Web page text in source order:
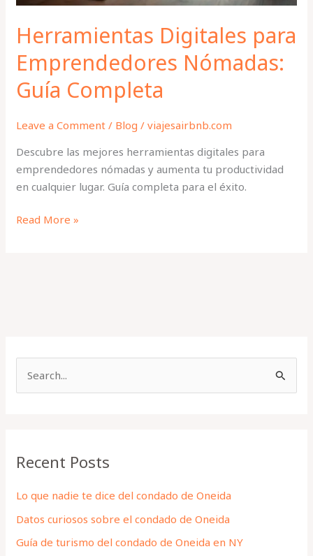
Herramientas Digitales para
Emprendedores Nómadas:
Guía Completa
Leave a Comment / Blog /viajesairbnb.com
Descubre las mejores herramientas digitales para
emprendedores nómadas y aumenta tu productividad
en cualquier lugar. Guía completa para el éxito.
Read More »
c
f
o
r
Recent Posts
Lo que nadie te dice del condado de Oneida
Datos curiosos sobre el condado de Oneida
Guía de turismo del condado de Oneida en NY